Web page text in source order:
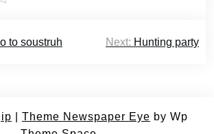
to soustruh Next: Hunting party
Theme Newspaper Eye by Wp